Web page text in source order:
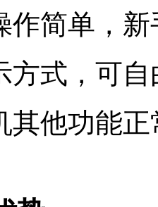
作简单，
方式，可
其他功能